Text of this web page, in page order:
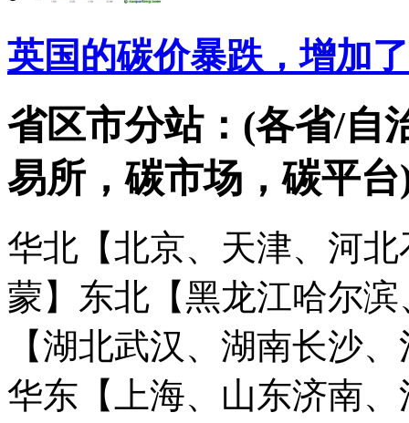
英国的碳价暴跌，增加
省区市分站：(各省/自
易所，碳市场，碳平台
华北【北京、天津、河
蒙】 东北【黑龙江哈尔
【湖北武汉、湖南长沙
华东【上海、山东济南